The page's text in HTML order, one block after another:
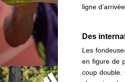
ligne
Des
Les
en figure de
coup double.